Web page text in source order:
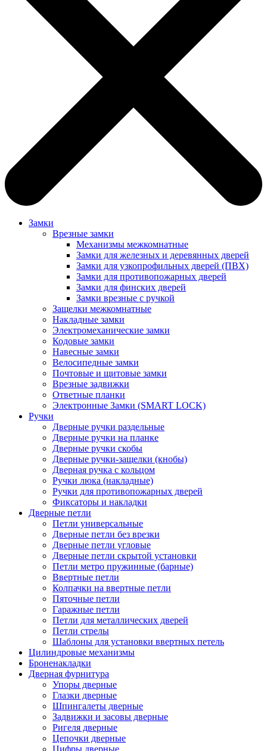
Замки
Врезные замки
Механизмы межкомнатные
Замки для железных и деревянных дверей
Замки для узкопрофильных дверей (ПВХ)
Замки для противопожарных дверей
Замки для финских дверей
Замки врезные с ручкой
Защелки межкомнатные
Накладные замки
Электромеханические замки
Кодовые замки
Навесные замки
Велосипедные замки
Почтовые и щитовые замки
Врезные задвижки
Ответные планки
Электронные Замки (SMART LOCK)
Ручки
Дверные ручки раздельные
Дверные ручки на планке
Дверные ручки скобы
Дверные ручки-защелки (кнобы)
Дверная ручка с кольцом
Ручки люка (накладные)
Ручки для противопожарных дверей
Фиксаторы и накладки
Дверные петли
Петли универсальные
Дверные петли без врезки
Дверные петли угловые
Дверные петли скрытой установки
Петли метро пружинные (барные)
Ввертные петли
Колпачки на ввертные петли
Пяточные петли
Гаражные петли
Петли для металлических дверей
Петли стрелы
Шаблоны для установки ввертных петель
Цилиндровые механизмы
Броненакладки
Дверная фурнитура
Упоры дверные
Глазки дверные
Шпингалеты дверные
Задвижки и засовы дверные
Ригеля дверные
Цепочки дверные
Цифры дверные